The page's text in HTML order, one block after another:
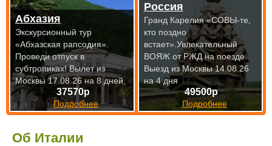
Об Италии
37570р
Подробнее
Абхазия
Экскурсионный тур
«Абхазская рапсодия».
Проведи отпуск в
субтропиках!Вылет из
Москвы 17.08.26 на 8 дней
49500р
Подробнее
Россия
Гранд Карелия «СОВЫ-те,
кто поздно
встает».Увлекательный
ВОЯЖ от РЖД напоезде.
Выезд из Москвы 14.08.26
на 4 дня